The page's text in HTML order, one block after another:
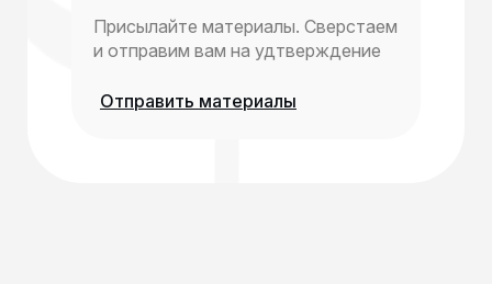
Присылайте материалы. Сверстаем
и отправим вам на удтверждение
Отправить материалы